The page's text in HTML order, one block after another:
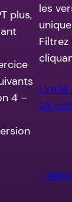
plus,
4 –
les
Filtrez
Lire la
23
>